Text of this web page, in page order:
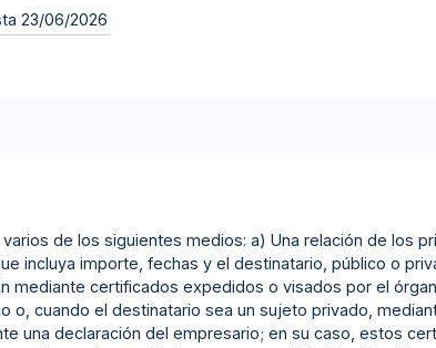
23/06/2026
de los siguientes medios: a) Una relación de los
incluya importe, fechas y el destinatario, público o
mediante certificados expedidos o visados por el
o, cuando el destinatario sea un sujeto privado,
una declaración del empresario; en su caso, estos